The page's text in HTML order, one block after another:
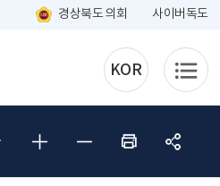
경상북도 의회 사이버독도
KOR